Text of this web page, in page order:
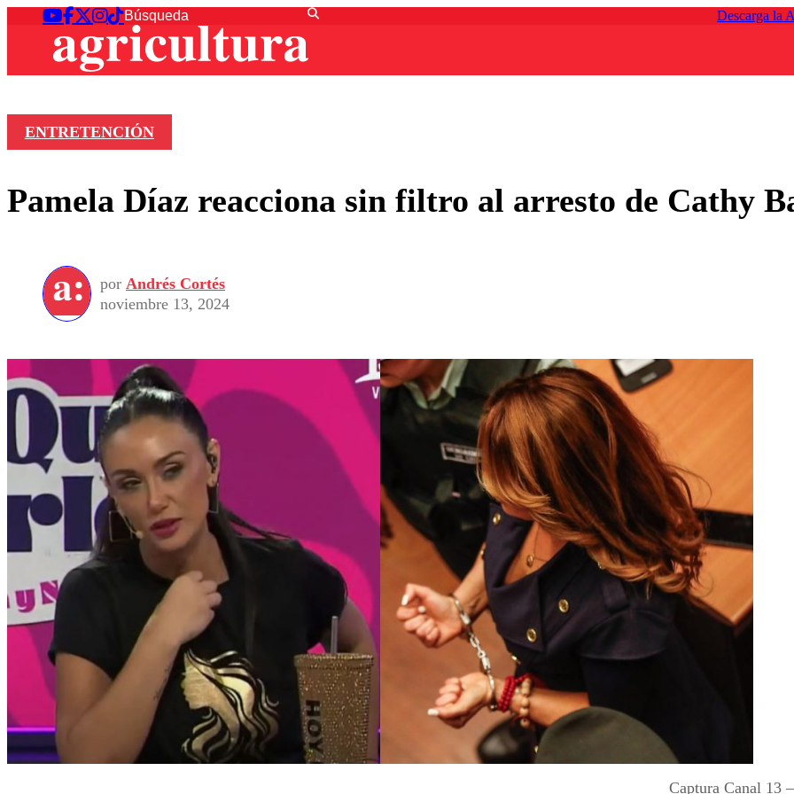
Descarga la
ENTRETENCIÓN
Pamela Díaz reacciona sin filtro al arresto de Cathy
por Andrés Cortés
noviembre 13, 2024
Captura Canal 13